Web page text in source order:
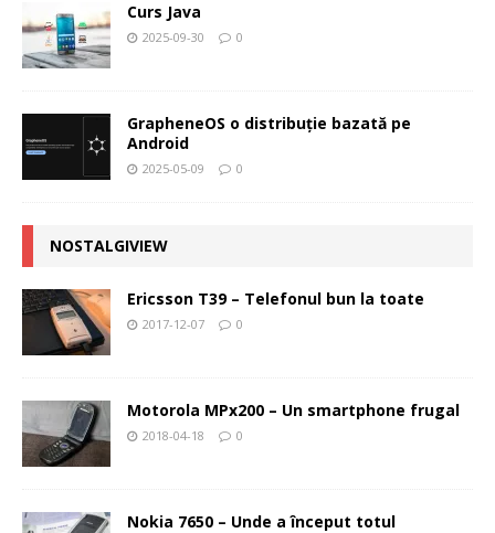
Curs Java
2025-09-30 0
GrapheneOS o distribuție bazată pe
Android
2025-05-09 0
NOSTALGIVIEW
Ericsson T39 – Telefonul bun la toate
2017-12-07 0
Motorola MPx200 – Un smartphone frugal
2018-04-18 0
Nokia 7650 – Unde a început totul